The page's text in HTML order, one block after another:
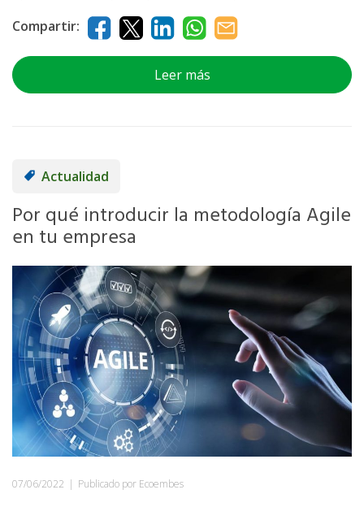
Compartir:
Leer más
Actualidad
Por qué introducir la metodología Agile
en tu empresa
07/06/2022 | Publicado por Ecoembes